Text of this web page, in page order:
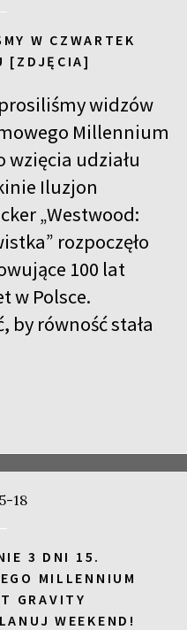
W CZWARTEK
[ZDJĘCIA]
widzów
Millennium
wzięcia udziału
Iluzjon
„Westwood:
rozpoczęło
100 lat
w Polsce.
by równość stała
18
3 DNI 15.
MILLENNIUM
GRAVITY
WEEKEND!